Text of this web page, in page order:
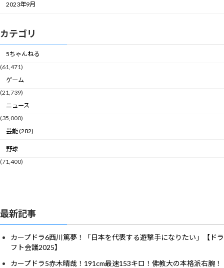
2023年9月
カテゴリ
5ちゃんねる
(61,471)
ゲーム
(21,739)
ニュース
(35,000)
芸能 (282)
野球
(71,400)
最新記事
カープドラ6西川篤夢！「日本を代表する遊撃手になりたい」【ドラ
フト会議2025】
カープドラ5赤木晴哉！191cm最速153キロ！佛教大の本格派右腕！